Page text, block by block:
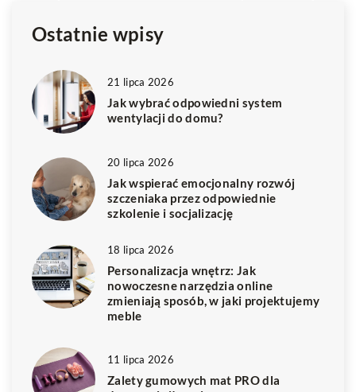
Ostatnie wpisy
21 lipca 2026
Jak wybrać odpowiedni system
wentylacji do domu?
20 lipca 2026
Jak wspierać emocjonalny rozwój
szczeniaka przez odpowiednie
szkolenie i socjalizację
18 lipca 2026
Personalizacja wnętrz: Jak
nowoczesne narzędzia online
zmieniają sposób, w jaki projektujemy
meble
11 lipca 2026
Zalety gumowych mat PRO dla